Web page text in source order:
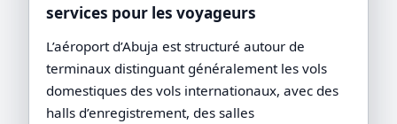
services pour les voyageurs
L’aéroport d’Abuja est structuré autour de
terminaux distinguant généralement les vols
domestiques des vols internationaux, avec des
halls d’enregistrement, des salles